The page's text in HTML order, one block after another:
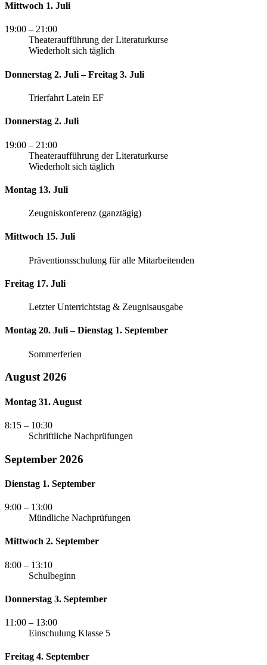
Mittwoch 1. Juli
19:00 – 21:00
Theateraufführung der Literaturkurse
Wiederholt sich täglich
Donnerstag 2. Juli – Freitag 3. Juli
Trierfahrt Latein EF
Donnerstag 2. Juli
19:00 – 21:00
Theateraufführung der Literaturkurse
Wiederholt sich täglich
Montag 13. Juli
Zeugniskonferenz (ganztägig)
Mittwoch 15. Juli
Präventionsschulung für alle Mitarbeitenden
Freitag 17. Juli
Letzter Unterrichtstag & Zeugnisausgabe
Montag 20. Juli – Dienstag 1. September
Sommerferien
August 2026
Montag 31. August
8:15 – 10:30
Schriftliche Nachprüfungen
September 2026
Dienstag 1. September
9:00 – 13:00
Mündliche Nachprüfungen
Mittwoch 2. September
8:00 – 13:10
Schulbeginn
Donnerstag 3. September
11:00 – 13:00
Einschulung Klasse 5
Freitag 4. September